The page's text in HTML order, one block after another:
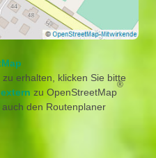
erhalten, klicken Sie bitte
extern zu OpenStreetMap
®
den Routenplaner